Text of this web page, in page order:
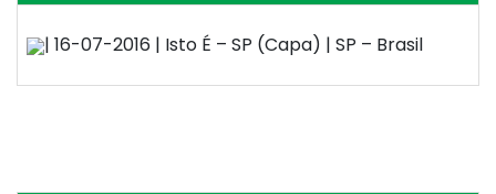
| 16-07-2016 | Isto É – SP (Capa) | SP – Brasil